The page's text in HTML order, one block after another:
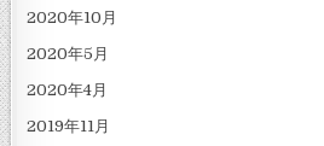
2020年10月
2020年5月
2020年4月
2019年11月